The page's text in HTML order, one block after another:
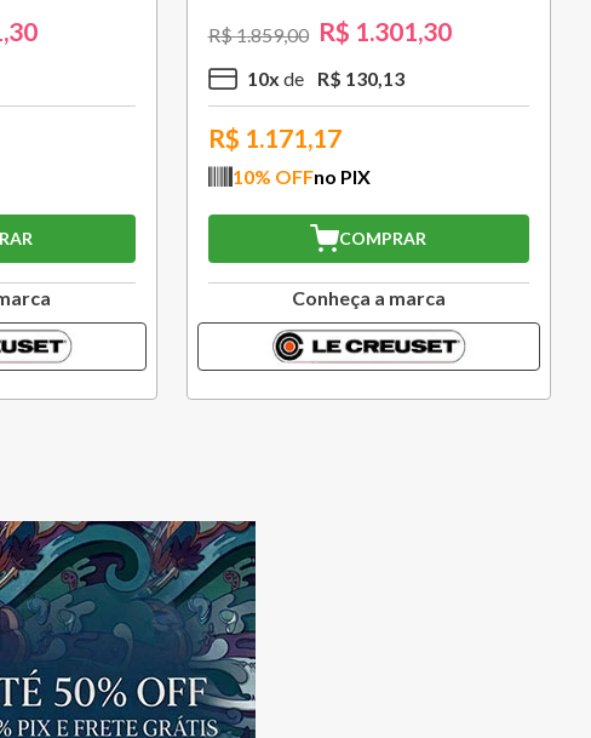
R$449,00 R$314,30
3 x R$ 104,76
R$ 282,87
10% OFFno PIX
COMPRAR
Conheça a marca